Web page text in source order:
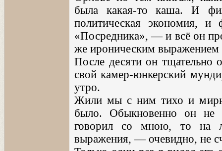
была какая-то каша. И
политическая экономия,
«Посредника», — и всё он
же ироническим выражением
После десяти он тщательно
свой камер-юнкерский
утро.
Жили мы с ним тихо и
было. Обыкновенно он не
говорил со мною, то на
выражения, — очевидно, не